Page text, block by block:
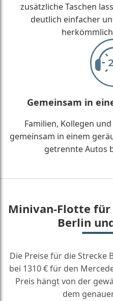
zusätzliche Taschen
deutlich einfacher
Gemeinsam in
Familien, Kollegen
gemeinsam in einem
getrennte Autos
Minivan-Flotte für
Berlin
Die Preise für die Strecke
bei 1310 € für den
Preis hängt von der
dem